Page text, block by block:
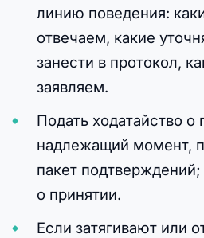
линию поведения:
отвечаем, какие
занести в протокол,
заявляем.
Подать ходатайство
надлежащий момент,
пакет
о принятии.
Если затягивают или